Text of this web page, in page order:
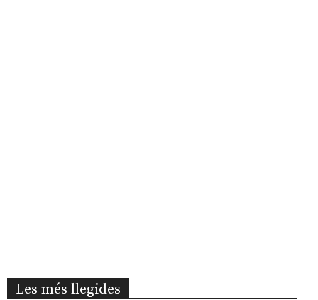
Les més llegides